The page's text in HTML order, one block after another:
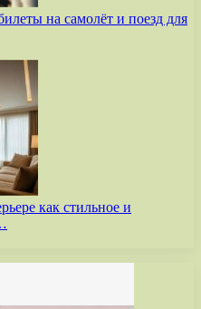
на самолёт и поезд для
как стильное и